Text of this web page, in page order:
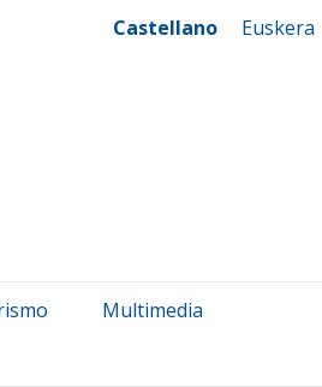
Castellano Euskera
Multimedia